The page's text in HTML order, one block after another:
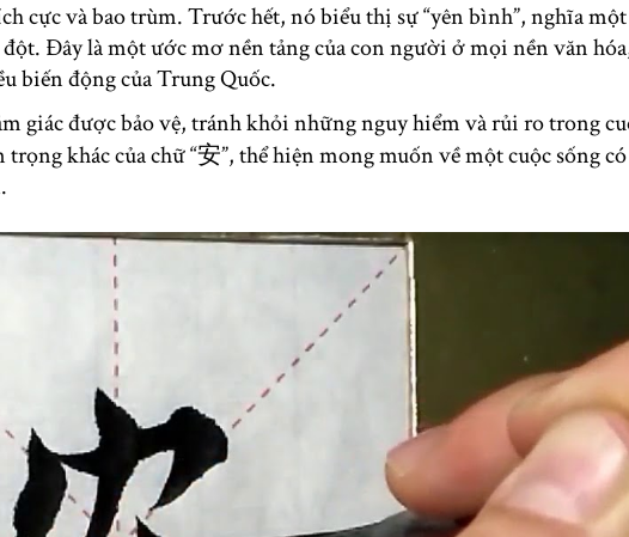
cực và bao trùm. Trước hết, nó biểu thị sự “yên bình”, nghĩa
Đây là một ước mơ nền tảng của con người ở mọi nền văn
biến động của Trung Quốc.
giác được bảo vệ, tránh khỏi những nguy hiểm và rủi ro trong
khác của chữ “安”, thể hiện mong muốn về một cuộc sống